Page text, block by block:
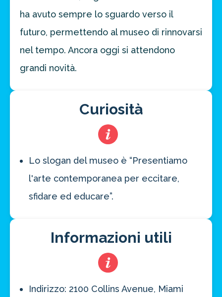
ha avuto sempre lo sguardo verso il
futuro, permettendo al museo di rinnovarsi
nel tempo. Ancora oggi si attendono
grandi novità.
Curiosità
Lo slogan del museo è “Presentiamo
l'arte contemporanea per eccitare,
sfidare ed educare”.
Informazioni utili
Indirizzo: 2100 Collins Avenue, Miami